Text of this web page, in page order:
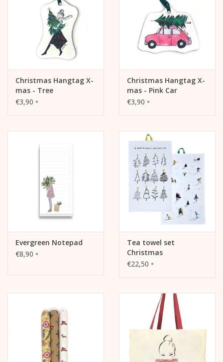
Christmas Hangtag X-
mas - Tree
€3,90 *
Christmas Hangtag X-
mas - Pink Car
€3,90 *
Evergreen Notepad
€8,90 *
Tea towel set
Christmas
€22,50 *